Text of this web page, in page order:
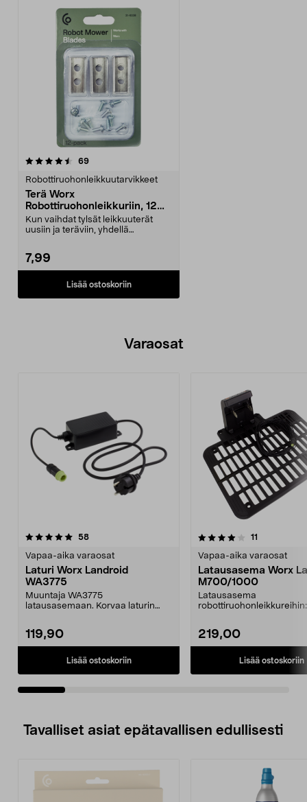
69arvostelut
Robottiruohonleikkuutarvikkeet
Terä Worx
Robottiruohonleikkuriin, 12
kpl
Kun vaihdat tylsät leikkuuterät
uusiin ja teräviin, yhdellä
7,99
Lisää ostoskoriin
Varaosat
58arvostelut
Vapaa-aika varaosat
Laturi Worx Landroid
WA3775
Muuntaja WA3775
latausasemaan. Korvaa laturin
119,90
Lisää ostoskoriin
4.0viidestä
11
Vapaa-aika varaosat
Latausasema Worx
M700/1000
Latausasema
219,00
Lisää ostoskoriin
5.0viidestä
Tavalliset asiat epätavallisen edullisesti